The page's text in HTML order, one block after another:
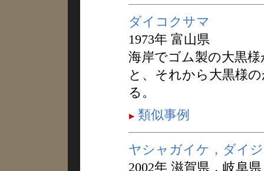
ダイコクサマ
1973年 富山県
海岸でゴム製の大黒
と、それから大黒様
る。
類似事例
ヤシャガイケ，ダイ
2002年 滋賀県，岐阜